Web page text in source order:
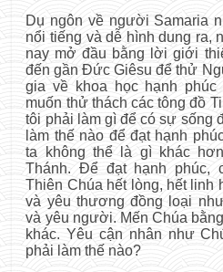
Dụ ngôn về người Samaria
nổi tiếng và dễ hình dung ra,
nay mở đầu bằng lời giới
đến gần Đức Giêsu để thử
gia về khoa học hạnh
muốn thử thách các tông đồ
tôi phải làm gì để có sự sống
làm thế nào để đạt hạnh
ta không thể là gì khác
Thánh. Để đạt hạnh phúc,
Thiên Chúa hết lòng, hết linh
và yêu thương đồng loại
và yêu người. Mến Chúa
khác. Yêu cận nhân như
phải làm thế nào?